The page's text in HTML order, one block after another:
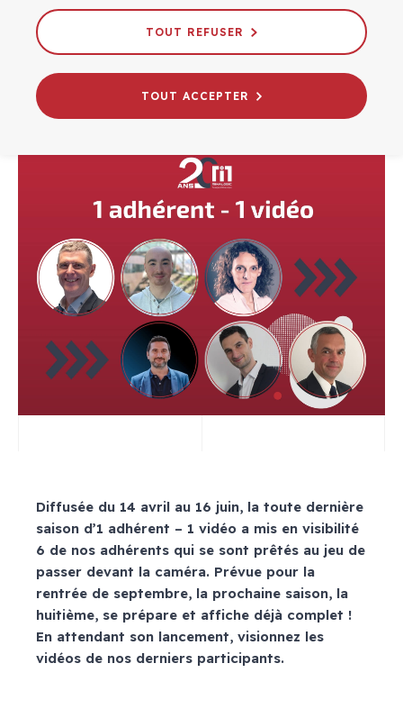
les adhérents de la saison 7
FOCUS SERVICES ADHÉRENTS
Diffusée du 14 avril au 16 juin, la toute dernière
saison d’1 adhérent – 1 vidéo a mis en visibilité
6 de nos adhérents qui se sont prêtés au jeu de
passer devant la caméra. Prévue pour la
rentrée de septembre, la prochaine saison, la
huitième, se prépare et affiche déjà complet !
En attendant son lancement, visionnez les
vidéos de nos derniers participants.
TOUT REFUSER
TOUT ACCEPTER